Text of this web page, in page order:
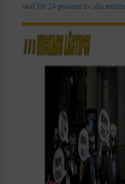
stod för 24 procent av alla möten